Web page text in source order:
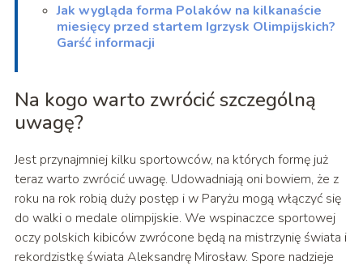
Jak wygląda forma Polaków na kilkanaście
miesięcy przed startem Igrzysk Olimpijskich?
Garść informacji
Na kogo warto zwrócić szczególną
uwagę?
Jest przynajmniej kilku sportowców, na których formę już
teraz warto zwrócić uwagę. Udowadniają oni bowiem, że z
roku na rok robią duży postęp i w Paryżu mogą włączyć się
do walki o medale olimpijskie. We wspinaczce sportowej
oczy polskich kibiców zwrócone będą na mistrzynię świata i
rekordzistkę świata Aleksandrę Mirosław. Spore nadzieje